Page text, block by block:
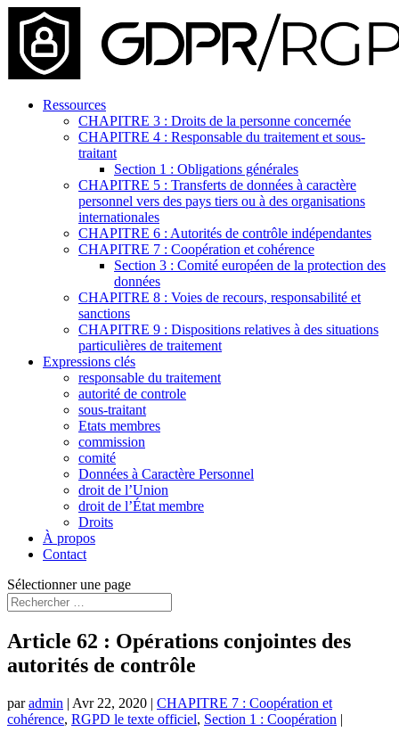
Ressources
CHAPITRE 3 : Droits de la personne concernée
CHAPITRE 4 : Responsable du traitement et sous-
traitant
Section 1 : Obligations générales
CHAPITRE 5 : Transferts de données à caractère
personnel vers des pays tiers ou à des organisations
internationales
CHAPITRE 6 : Autorités de contrôle indépendantes
CHAPITRE 7 : Coopération et cohérence
Section 3 : Comité européen de la protection des
données
CHAPITRE 8 : Voies de recours, responsabilité et
sanctions
CHAPITRE 9 : Dispositions relatives à des situations
particulières de traitement
Expressions clés
responsable du traitement
autorité de controle
sous-traitant
Etats membres
commission
comité
Données à Caractère Personnel
droit de l’Union
droit de l’État membre
Droits
À propos
Contact
Sélectionner une page
Article 62 : Opérations conjointes des
autorités de contrôle
paradmin | Avr 22, 2020 | CHAPITRE 7 : Coopération et
cohérence, RGPD le texte officiel, Section 1 : Coopération |